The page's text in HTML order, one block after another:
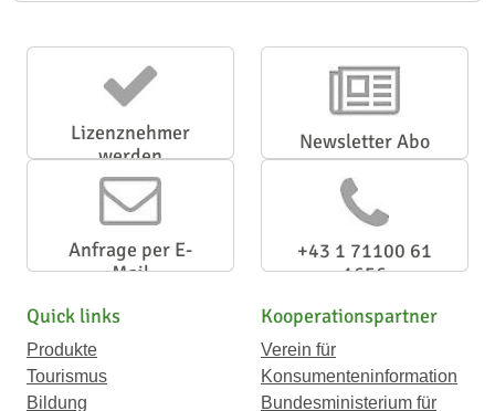
Lizenznehmer
werden
Newsletter Abo
Anfrage per E-
Mail
+43 1 71100 61
1656
Quick links
Produkte
Tourismus
Bildung
Kooperationspartner
Verein für
Konsumenteninformation
Bundesministerium für